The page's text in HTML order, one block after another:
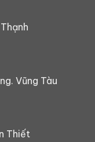
Vũng Tàu
Thiết